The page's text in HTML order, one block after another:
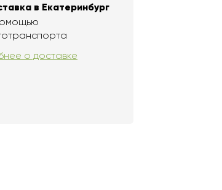
в Екатеринбург
о доставке